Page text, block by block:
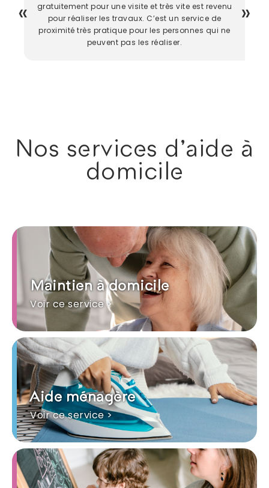
gratuitement pour une visite et très vite est revenu
pour réaliser les travaux. C’est un service de
proximité très pratique pour les personnes qui ne
peuvent pas les réaliser.
Nos services d'aide à
domicile
Maintien à domicile
Voir ce service >
Aide ménagère
Voir ce service >